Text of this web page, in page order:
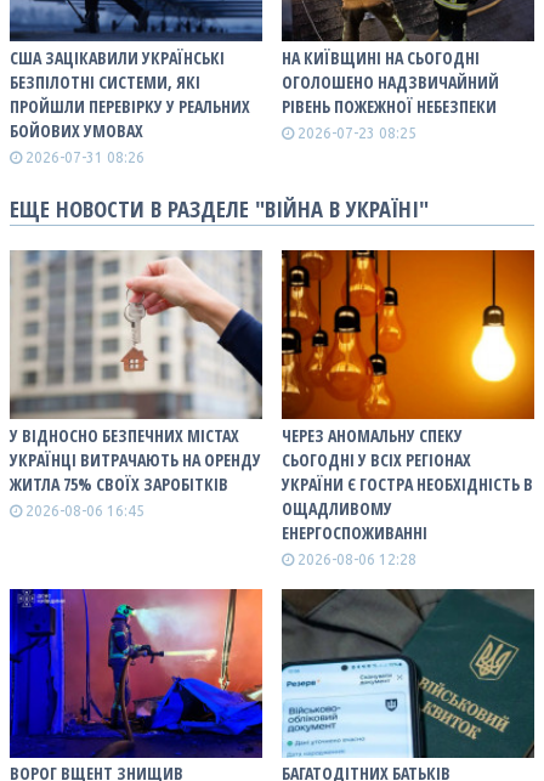
США ЗАЦІКАВИЛИ УКРАЇНСЬКІ
БЕЗПІЛОТНІ СИСТЕМИ, ЯКІ
ПРОЙШЛИ ПЕРЕВІРКУ У РЕАЛЬНИХ
БОЙОВИХ УМОВАХ
2026-07-31 08:26
НА КИЇВЩИНІ НА СЬОГОДНІ
ОГОЛОШЕНО НАДЗВИЧАЙНИЙ
РІВЕНЬ ПОЖЕЖНОЇ НЕБЕЗПЕКИ
2026-07-23 08:25
ЕЩЕ НОВОСТИ В РАЗДЕЛЕ "ВІЙНА В УКРАЇНІ"
У ВІДНОСНО БЕЗПЕЧНИХ МІСТАХ
УКРАЇНЦІ ВИТРАЧАЮТЬ НА ОРЕНДУ
ЖИТЛА 75% СВОЇХ ЗАРОБІТКІВ
2026-08-06 16:45
ЧЕРЕЗ АНОМАЛЬНУ СПЕКУ
СЬОГОДНІ У ВСІХ РЕГІОНАХ
УКРАЇНИ Є ГОСТРА НЕОБХІДНІСТЬ В
ОЩАДЛИВОМУ
ЕНЕРГОСПОЖИВАННІ
2026-08-06 12:28
ВОРОГ ВЩЕНТ ЗНИЩИВ БАГАТОДІТНИХ БАТЬКІВ